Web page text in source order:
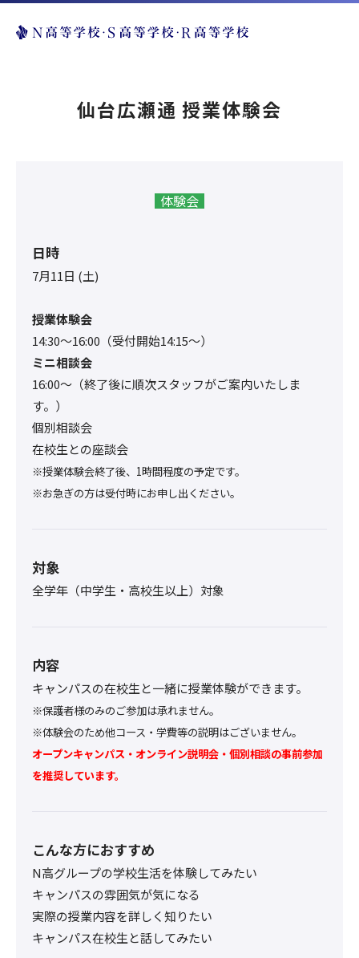
仙台広瀬通 授業体験会
体験会
日時
7月11日 (土)
授業体験会
14:30〜16:00（受付開始14:15～）
ミニ相談会
16:00〜（終了後に順次スタッフがご案内いたしま
す。）
個別相談会
在校生との座談会
※授業体験会終了後、1時間程度の予定です。
※お急ぎの方は受付時にお申し出ください。
対象
全学年（中学生・高校生以上）対象
内容
キャンパスの在校生と一緒に授業体験ができます。
※保護者様のみのご参加は承れません。
※体験会のため他コース・学費等の説明はございません。
オープンキャンパス・オンライン説明会・個別相談の事前参加
を推奨しています。
こんな方におすすめ
N高グループの学校生活を体験してみたい
キャンパスの雰囲気が気になる
実際の授業内容を詳しく知りたい
キャンパス在校生と話してみたい